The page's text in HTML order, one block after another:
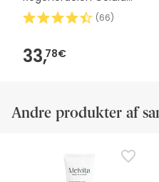
Día 50ml
(66)
33,78€
Andre produkter af